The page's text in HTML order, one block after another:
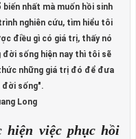
nhất mà muốn hồi sinh
nghiên cứu, tìm hiểu tôi
điều gì có giá trị, thấy nó
sống hiện nay thì tôi sẽ
những giá trị đó để đưa
đời sống".
Long
hiện việc phục hồi